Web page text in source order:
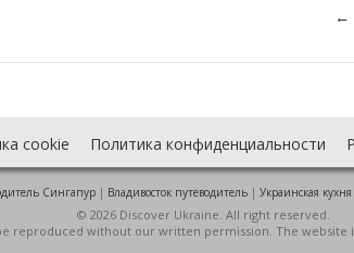
←
cookie Политика конфиденциальности
Сингапур | Владивосток путеводитель | Украинская
© 2026 Discover Ukraine. All right reserved.
reproduced without our written permission. The website